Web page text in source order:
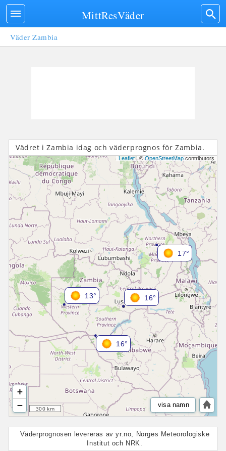
Väder Zambia
Vädret i Zambia idag och väderprognos för Zambia.
16°
17°
16°
13°
+
−
300 km
Leaflet| © OpenStreetMap contributors
visa namn
Väderprognosen levereras av yr.no, Norges Meteorologiske
Institut och NRK.
MittResVäder